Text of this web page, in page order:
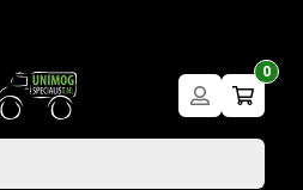
0